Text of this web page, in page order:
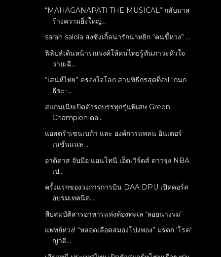
“MAHAGANAPATI THE MUSICAL” กลับมาส
ร้างความยิ่งใหญ่...
sarah salola ส่งซิงเกิ้ลน่ารักน่าหยิก “คนขี้หวง” ...
ฟิลิปส์เดินหน้ารณรงค์ให้คนไทยรู้ทันภาวะหัวใจ
วายเฉี...
“เสน่ห์ไทย” ครองใจโลก สามพิธีกรสุดท็อป “กนก-
ธีระ-...
สแกนเนียเปิดตัวรถบรรทุกรุ่นพิเศษ Green
Champion ตอ...
แอสตร้าเซนเนก้า และ องค์การแพลน อินเตอร์
เนชั่นแนล ...
อาดิดาส จับมือ แอนโทนี เอ็ดเวิร์ดส์ ดาวรุ่ง NBA
เป...
ครั้งแรกของวงการการบิน DAA DPU เปิดคอร์ส
อบรมเทคนิค...
หีบสมบัติสารอาหารแห่งท้องทะเล ‘หอยนางรม’
แพทย์ห่วง! “หลอดเลือดสมองโป่งพอง” มรดก ‘โรค’
ญาติ...